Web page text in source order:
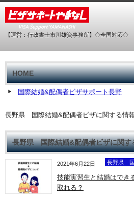
【運営：行政書士市川雄資事務所】◇全国対応◇
HOME
国際結婚&配偶者ビザサポート長野
長野県 国際結婚&配偶者ビザに関する情
長野県 国際結婚&配偶者ビザに関す
2021年6月22日 長野県 国
技能実習生と結婚はでき
取れる？